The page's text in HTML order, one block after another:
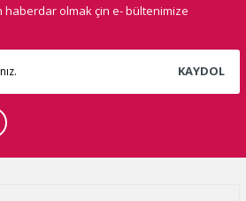
olmak çin e- bültenimize
KAYDOL